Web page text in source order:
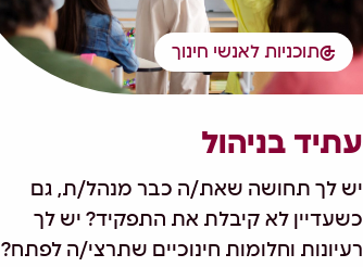
תוכניות לאנשי חינוך
עתיד בניהול
יש לך תחושה שאת/ה כבר מנהל/ת, גם
כשעדיין לא קיבלת את התפקיד? יש לך
רעיונות וחלומות חינוכיים שתרצי/ה לפתח?